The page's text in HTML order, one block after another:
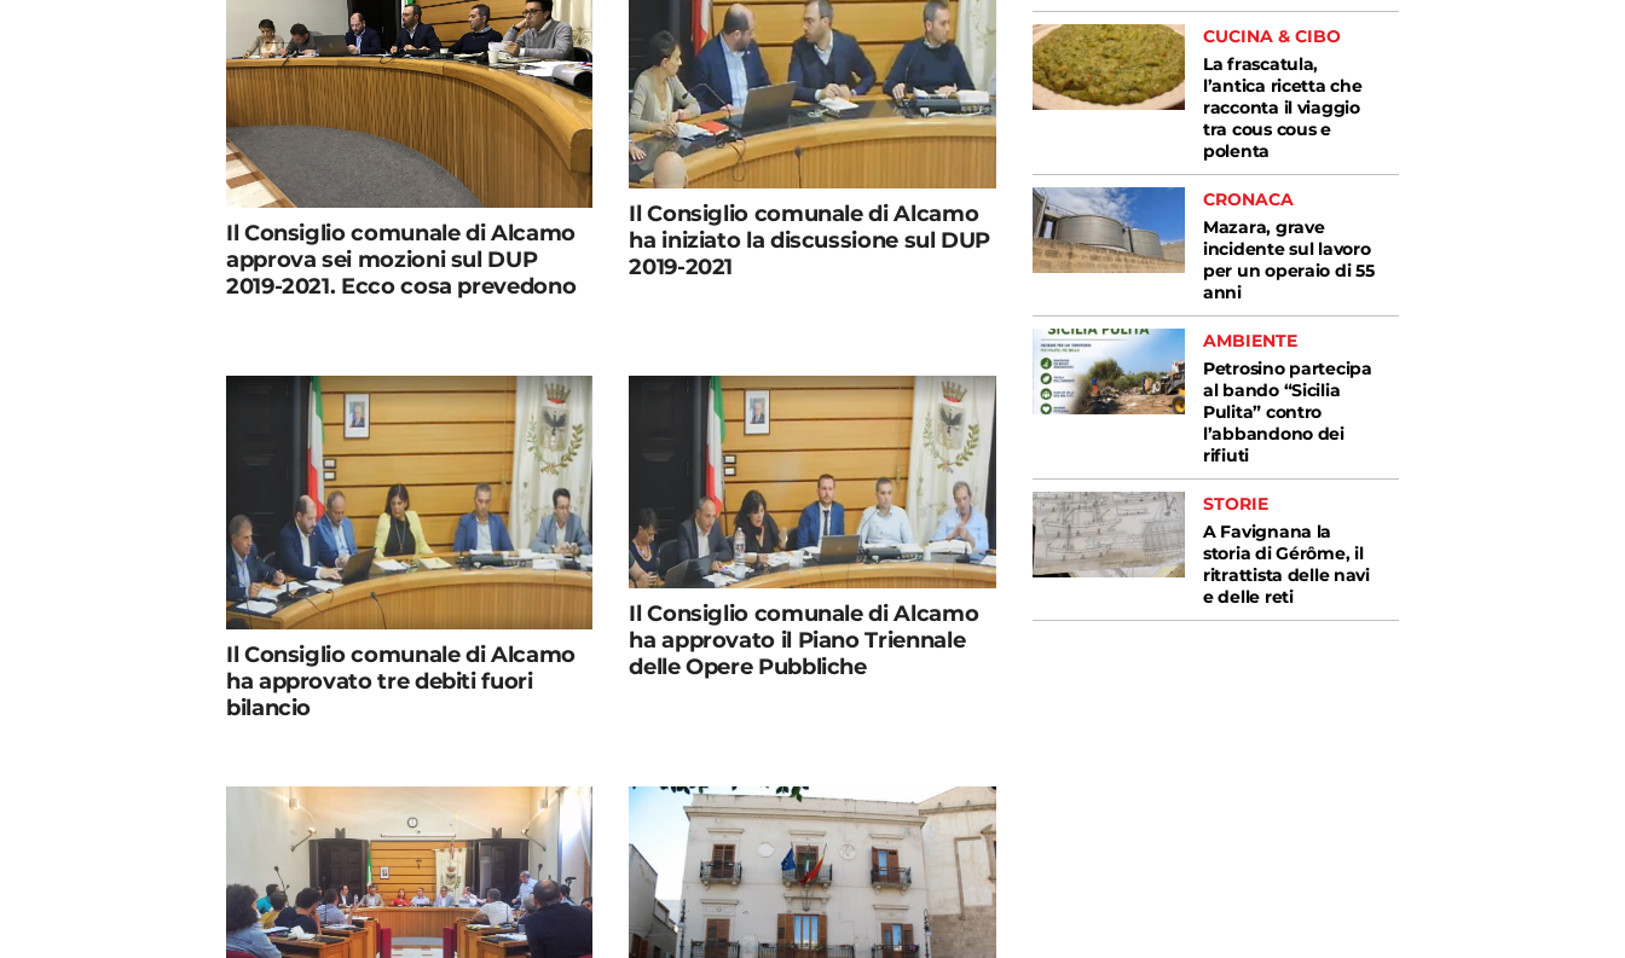
Il Consiglio comunale di Alcamo
approva sei mozioni sul DUP
2019-2021. Ecco cosa prevedono
Il Consiglio comunale di Alcamo
ha iniziato la discussione sul DUP
2019-2021
Il Consiglio comunale di Alcamo
ha approvato tre debiti fuori
bilancio
Il Consiglio comunale di Alcamo
ha approvato il Piano Triennale
delle Opere Pubbliche
CUCINA & CIBO
La frascatula,
l’antica ricetta che
racconta il viaggio
tra cous cous e
polenta
CRONACA
Mazara, grave
incidente sul lavoro
per un operaio di 55
anni
AMBIENTE
Petrosino partecipa
al bando “Sicilia
Pulita” contro
l’abbandono dei
rifiuti
STORIE
A Favignana la
storia di Gérôme, il
ritrattista delle navi
e delle reti